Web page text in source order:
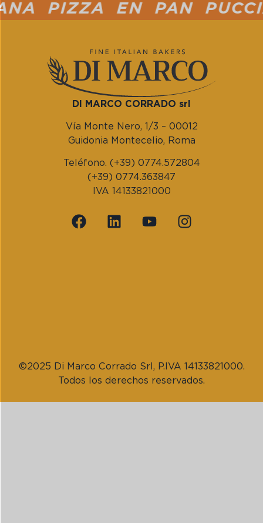
PIZZA EN PAN PUCCIA
DI MARCO CORRADO srl
Vía Monte Nero, 1/3 – 00012
Guidonia Montecelio, Roma
Teléfono. (+39) 0774.572804
(+39) 0774.363847
IVA 14133821000
©2025 Di Marco Corrado Srl, P.IVA 14133821000.
Todos los derechos reservados.